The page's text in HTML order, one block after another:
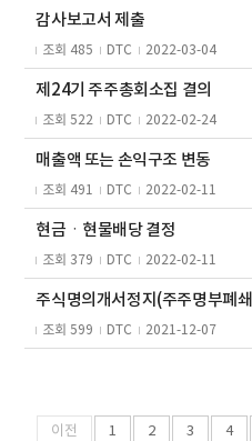
감사보고서 제출
조회 485 DTC 2022-03-04
제24기 주주총회소집 결의
조회 522 DTC 2022-02-24
매출액 또는 손익구조 변동
조회 491 DTC 2022-02-11
현금ㆍ현물배당 결정
조회 379 DTC 2022-02-11
주식명의개서정지(주주명부폐
조회 599 DTC 2021-12-07
이전 1 2 3 4